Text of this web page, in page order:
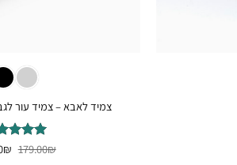
צמיד לאבא – צמיד עור
דורג
179.00₪
₪